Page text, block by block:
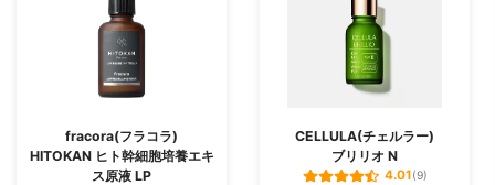
fracora(フラコラ)
HITOKAN ヒト幹細胞培養エキ
ス原液 LP
CELLULA(チェルラー)
ブリリオ N
4.01(9)